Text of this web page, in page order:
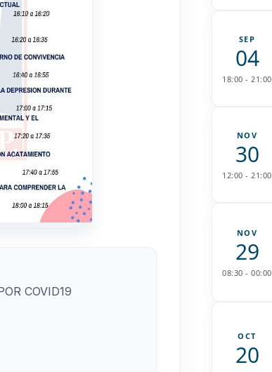
COVID19
SEP
04
18:00 - 21:00
NOV
30
12:00 - 21:00
NOV
29
08:30 - 00:00
OCT
20